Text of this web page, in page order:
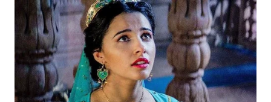
WN
LIKUPANG
WN
LABUANBAJO
WN